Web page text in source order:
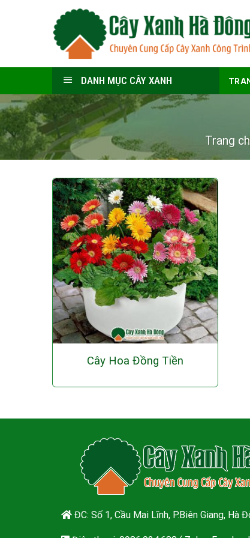
DANH MỤC CÂY XANH
Trang
Cây Hoa Đồng Tiền
ĐC: Số 1, Cầu Mai Lĩnh, P.Biên Giang, Hà